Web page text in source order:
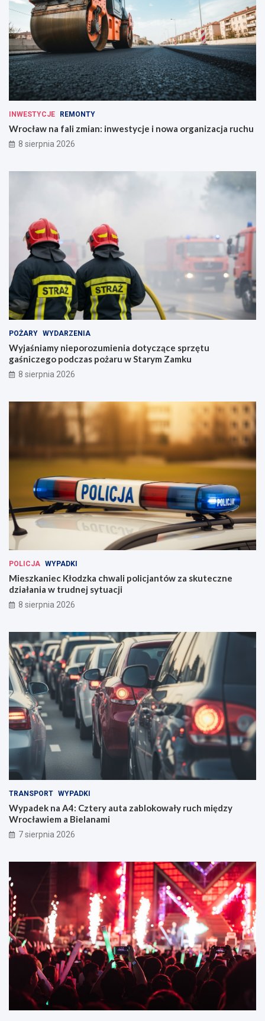
INWESTYCJE REMONTY
Wrocław na fali zmian: inwestycje i nowa organizacja ruchu
8 sierpnia 2026
POŻARY WYDARZENIA
Wyjaśniamy nieporozumienia dotyczące sprzętu
gaśniczego podczas pożaru w Starym Zamku
8 sierpnia 2026
POLICJA WYPADKI
Mieszkaniec Kłodzka chwali policjantów za skuteczne
działania w trudnej sytuacji
8 sierpnia 2026
TRANSPORT WYPADKI
Wypadek na A4: Cztery auta zablokowały ruch między
Wrocławiem a Bielanami
7 sierpnia 2026